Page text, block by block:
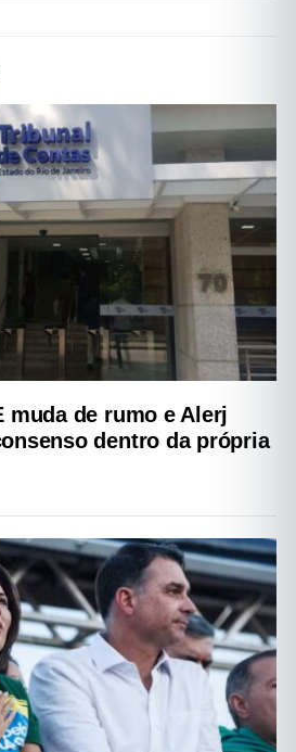
muda de rumo e Alerj
dentro da própria